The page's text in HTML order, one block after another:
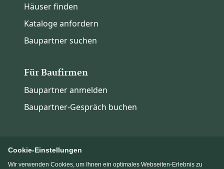
Häuser finden
Kataloge anfordern
Baupartner suchen
Für Baufirmen
Baupartner anmelden
Baupartner-Gespräch buchen
Cookie-Einstellungen
Wir verwenden Cookies, um Ihnen ein optimales Webseiten-Erlebnis zu